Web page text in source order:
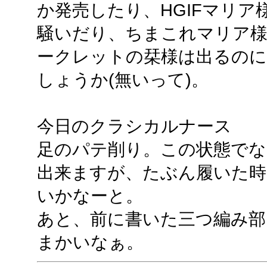
か発売したり、HGIFマリア
騒いだり、ちまこれマリア
ークレットの栞様は出るの
しょうか(無いって)。
今日のクラシカルナース
足のパテ削り。この状態で
出来ますが、たぶん履いた
いかなーと。
あと、前に書いた三つ編み
まかいなぁ。